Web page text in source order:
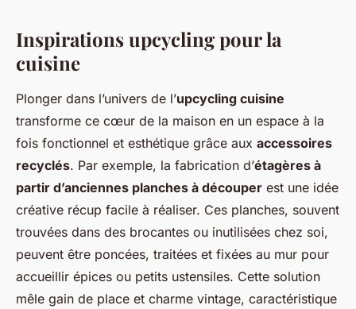
Inspirations upcycling pour la
cuisine
Plonger dans l’univers de l’upcycling cuisine
transforme ce cœur de la maison en un espace à la
fois fonctionnel et esthétique grâce aux accessoires
recyclés. Par exemple, la fabrication d’étagères à
partir d’anciennes planches à découper est une idée
créative récup facile à réaliser. Ces planches, souvent
trouvées dans des brocantes ou inutilisées chez soi,
peuvent être poncées, traitées et fixées au mur pour
accueillir épices ou petits ustensiles. Cette solution
mêle gain de place et charme vintage, caractéristique